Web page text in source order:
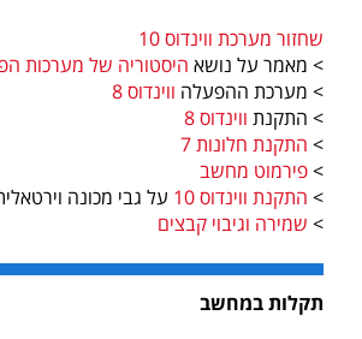
שחזור מערכת ווינדוס 10
> מאמר על נושא היסטוריה של מערכות
> מערכת ההפעלה ווינדוס 8
> התקנת ווינדוס 8
> התקנת חלונות 7
>פירמוט מחשב
> התקנת ווינדוס 10
על גבי מכונה
> שמירה וגיבוי קבצים
תקלות במחשב